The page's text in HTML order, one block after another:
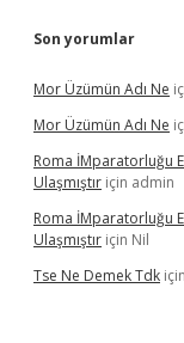
Son yorumlar
Mor Üzümün Adı Ne
Mor Üzümün Adı Ne
Roma İMparatorluğu
Ulaşmıştır için admin
Roma İMparatorluğu
Ulaşmıştır için Nil
Tse Ne Demek Tdk için